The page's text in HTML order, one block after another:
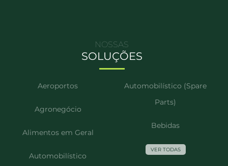
NOSSAS
SOLUÇÕES
Aeroportos
Agronegócio
Alimentos em Geral
Automobilístico
Automobilístico (Spare
Parts)
Bebidas
VER TODAS